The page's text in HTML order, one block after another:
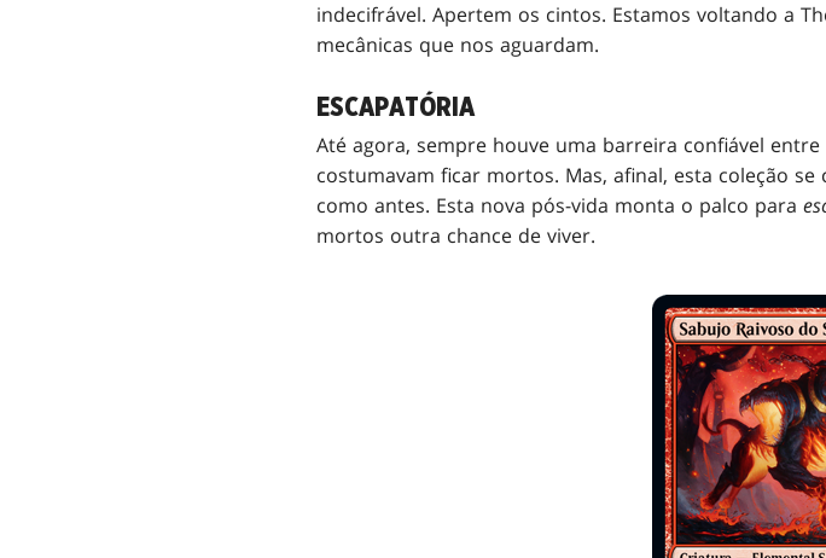
indecifrável. Apertem os cintos. Estamos voltando a
mecânicas que nos aguardam.
ESCAPATÓRIA
Até agora, sempre houve uma barreira confiável
costumavam ficar mortos. Mas, afinal, esta coleção se
como antes. Esta nova pós-vida monta o palco para
mortos outra chance de viver.